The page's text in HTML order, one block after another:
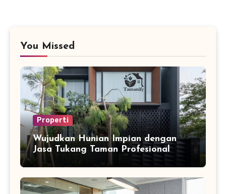
You Missed
Properti
Wujudkan Hunian Impian dengan
Jasa Tukang Taman Profesional